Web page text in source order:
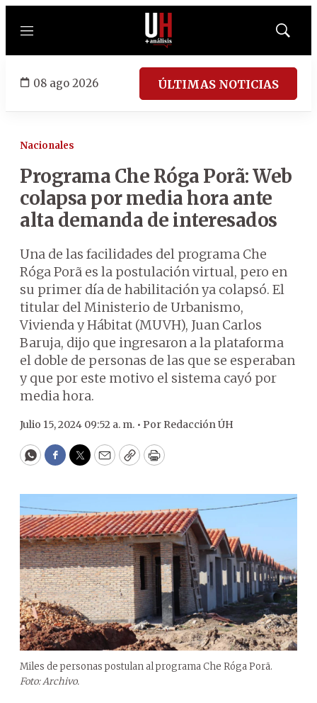
Menú
Mostrar
08 ago 2026 ÚLTIMAS NOTICIAS
Nacionales
Programa Che Róga Porã: Web
colapsa por media hora ante
alta demanda de interesados
Una de las facilidades del programa Che
Róga Porã es la postulación virtual, pero en
su primer día de habilitación ya colapsó. El
titular del Ministerio de Urbanismo,
Vivienda y Hábitat (MUVH), Juan Carlos
Baruja, dijo que ingresaron a la plataforma
el doble de personas de las que se esperaban
y que por este motivo el sistema cayó por
media hora.
Julio 15, 2024 09:52 a. m. • Por Redacción ÚH
WhatsApp
Facebook
Twitter
EmailCopyPrint
Miles de personas postulan al programa Che Róga Porã.
Foto: Archivo.